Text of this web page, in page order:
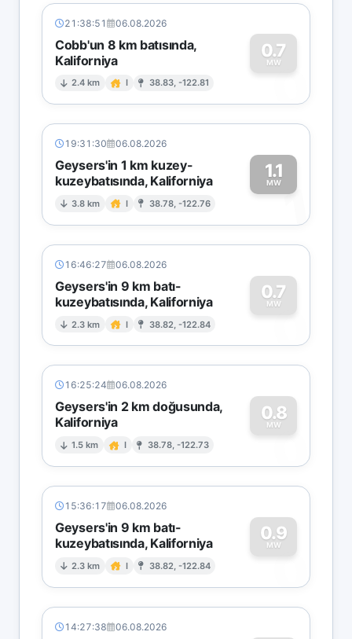
21:38:51 06.08.2026
Cobb'un 8 km batısında,
Kaliforniya
2.4 km I 38.83, -122.81
0.7
MW
0
19:31:30 06.08.2026
Geysers'in 1 km kuzey-
kuzeybatısında, Kaliforniya
3.8 km I 38.78, -122.76
1.1
MW1
16:46:27 06.08.2026
Geysers'in 9 km batı-
kuzeybatısında, Kaliforniya
2.3 km I 38.82, -122.84
0.7
MW
0
16:25:24 06.08.2026
Geysers'in 2 km doğusunda,
Kaliforniya
1.5 km I 38.78, -122.73
0.8
MW
0
15:36:17 06.08.2026
Geysers'in 9 km batı-
kuzeybatısında, Kaliforniya
2.3 km I 38.82, -122.84
0.9
MW
0
14:27:38 06.08.2026